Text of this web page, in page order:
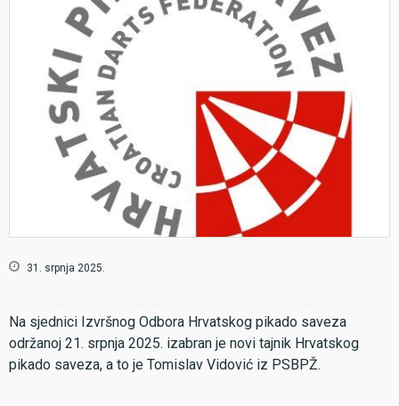
31. srpnja 2025.
Na sjednici Izvršnog Odbora Hrvatskog pikado saveza
održanoj 21. srpnja 2025. izabran je novi tajnik Hrvatskog
pikado saveza, a to je Tomislav Vidović iz PSBPŽ.